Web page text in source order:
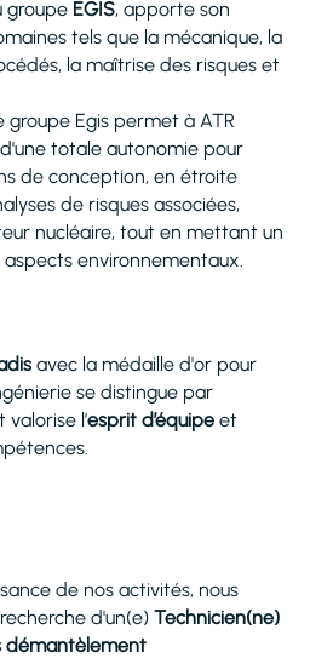
groupe EGIS, apporte son
tels que la mécanique, la
la maîtrise des risques et
Egis permet à ATR
totale autonomie pour
de conception, en étroite
de risques associées,
nucléaire, tout en mettant un
environnementaux.
avec la médaille d'or pour
se distingue par
valorise l’esprit d’équipe et
de nos activités, nous
d'un(e) Technicien(ne)
démantèlement